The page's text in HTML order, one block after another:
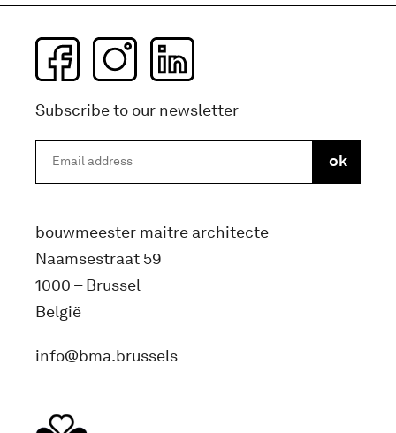
Subscribe to our newsletter
bouwmeester maitre architecte
Naamsestraat 59
1000 – Brussel
België
info@bma.brussels